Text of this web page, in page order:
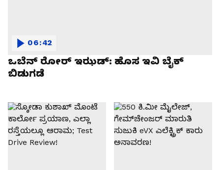
ಒಬೆನ್ ರೋರ್ ಇಝಡ್: ಹೊಸ ಇವಿ ಬೈಕ್
ಬಿಡುಗಡೆ
06:42